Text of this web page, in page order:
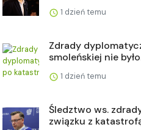
1 dzień temu
Zdrady
smoleńskiej nie
1 dzień temu
Śledztwo ws.
związku z